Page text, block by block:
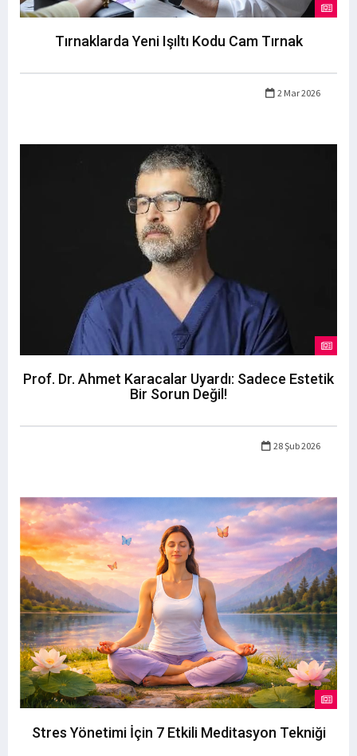
Tırnaklarda Yeni Işıltı Kodu Cam Tırnak
2 Mar 2026
Prof. Dr. Ahmet Karacalar Uyardı: Sadece Estetik
Bir Sorun Değil!
28 Şub 2026
Stres Yönetimi İçin 7 Etkili Meditasyon Tekniği